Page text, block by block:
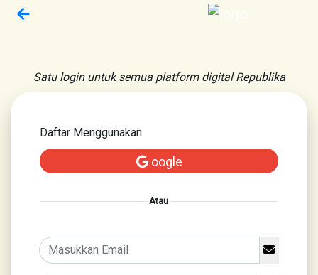
Satu login untuk semua platform digital Republika
Daftar Menggunakan
oogle
Atau